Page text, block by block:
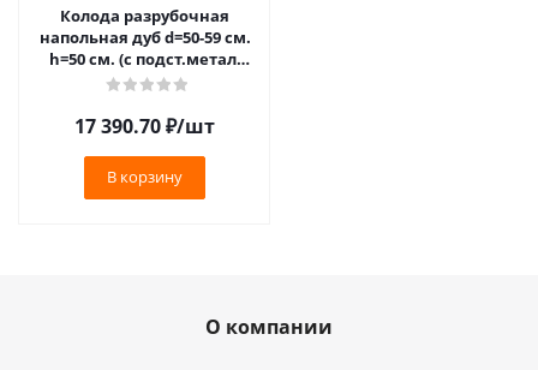
Колода разрубочная
напольная дуб d=50-59 см.
h=50 см. (с подст.метал.
h=30 см) /1/
17 390.70₽/шт
В корзину
О компании